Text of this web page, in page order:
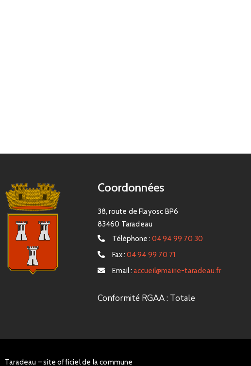
Coordonnées
38, route de Flayosc BP6
83460 Taradeau
Téléphone : 04 94 99 70 30
Fax : 04 94 99 70 71
Email : accueil@mairie-taradeau.fr
Conformité RGAA : Totale
Taradeau – site officiel de la commune